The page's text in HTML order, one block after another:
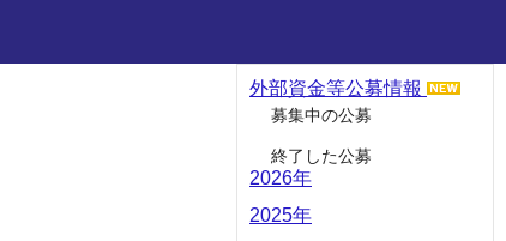
外部資金等公募情報
募集中の公募
終了した公募
2026年
2025年